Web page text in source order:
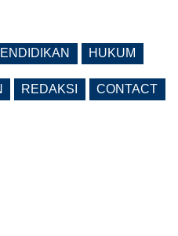
HUKUM
REDAKSI CONTACT